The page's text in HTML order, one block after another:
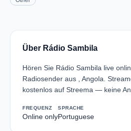
Über Rádio Sambila
Hören Sie Rádio Sambila live
Radiosender aus , Angola.
kostenlos auf Streema — keine
FREQUENZ
Online only
SPRACHE
Portuguese